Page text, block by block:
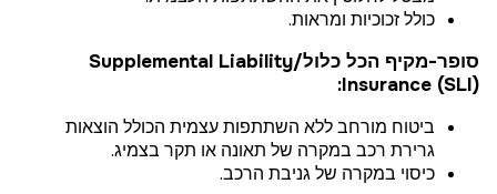
כולל זכוכיות ומראות.
סופר-מקיף הכל כלול/Supplemental Liability
Insurance (SLI):
ביטוח מורחב ללא השתתפות עצמית הכולל הוצאות
גרירת רכב במקרה של תאונה או תקר בצמיג.
כיסוי במקרה של גניבת הרכב.